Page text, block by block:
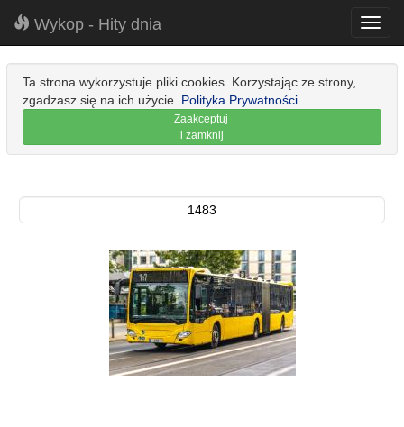
Wykop - Hity dnia
Ta strona wykorzystuje pliki cookies. Korzystając ze strony,
zgadzasz się na ich użycie. Polityka Prywatności
Zaakceptuj
i zamknij
1483